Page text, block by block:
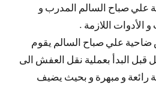
صباح السالم المدرب و
الأدوات اللازمة .
علي صباح السالم يقوم
قبل البدأ بعملية نقل العفش الى
رائعة و مبهرة و بحيث يضيف